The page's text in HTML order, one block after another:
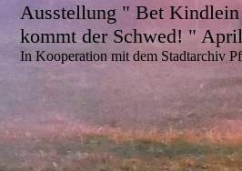
Ausstellung " Bet Kindlein
kommt der Schwed! "
In Kooperation mit dem Stadtarchiv